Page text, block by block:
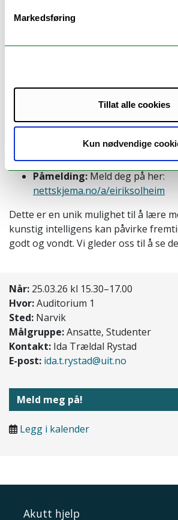
Markedsføring
Tillat alle cookies
Kun nødvendige
og er utdannet medieingeniør fra
Stavanger. Eirik er kjent for sin
Praktisk informasjon:
starter kl. 16.00.
Auditorium 1
Påmelding: Meld deg på her:
nettskjema.no/a/eiriksolheim
Dette er en unik mulighet til å lære
kunstig intelligens kan påvirke
godt og vondt. Vi gleder oss til å se
Når: 25.03.26 kl 15.30–17.00
Hvor:Auditorium 1
Sted: Narvik
Målgruppe:Ansatte, Studenter
Kontakt: Ida Trældal Rystad
E-post: ida.t.rystad@uit.no
Meld meg på!
Legg i kalender
Akutt hjelp